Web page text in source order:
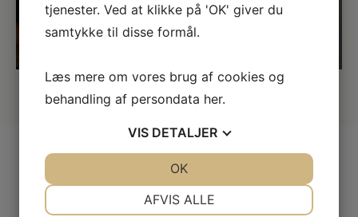
Vi har alle de kendte kvalitetsbrands
tjenester. Ved at klikke på 'OK' giver du
samtykke til disse formål.
Læs mere om vores brug af cookies og
behandling af persondata her.
VIS DETALJER
AFVIS ALLE
OK